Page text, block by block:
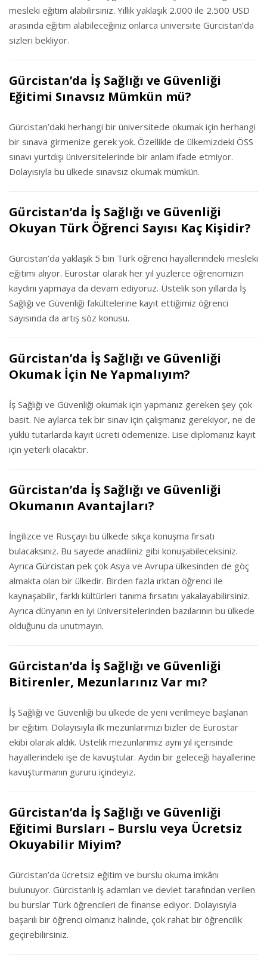
mesleki eğitim alabilirsiniz. Yıllık yaklaşık 2.000 ile 2.500 USD
arasında eğitim alabileceğiniz onlarca üniversite Gürcistan’da
sizleri bekliyor.
Gürcistan’da İş Sağlığı ve Güvenliği
Eğitimi Sınavsız Mümkün mü?
Gürcistan’daki herhangi bir üniversitede okumak için herhangi
bir sınava girmenize gerek yok. Özellikle de ülkemizdeki ÖSS
sınavı yurtdışı üniversitelerinde bir anlam ifade etmiyor.
Dolayısıyla bu ülkede sınavsız okumak mümkün.
Gürcistan’da İş Sağlığı ve Güvenliği
Okuyan Türk Öğrenci Sayısı Kaç Kişidir?
Gürcistan’da yaklaşık 5 bin Türk öğrenci hayallerindeki mesleki
eğitimi alıyor. Eurostar olarak her yıl yüzlerce öğrencimizin
kaydını yapmaya da devam ediyoruz. Üstelik son yıllarda İş
Sağlığı ve Güvenliği fakültelerine kayıt ettiğimiz öğrenci
sayısında da artış söz konusu.
Gürcistan’da İş Sağlığı ve Güvenliği
Okumak İçin Ne Yapmalıyım?
İş Sağlığı ve Güvenliği okumak için yapmanız gereken şey çok
basit. Ne aylarca tek bir sınav için çalışmanız gerekiyor, ne de
yüklü tutarlarda kayıt ücreti ödemenize. Lise diplomanız kayıt
için yeterli olacaktır.
Gürcistan’da İş Sağlığı ve Güvenliği
Okumanın Avantajları?
İngilizce ve Rusçayı bu ülkede sıkça konuşma fırsatı
bulacaksınız. Bu sayede anadiliniz gibi konuşabileceksiniz.
Ayrıca Gürcistan pek çok Asya ve Avrupa ülkesinden de göç
almakta olan bir ülkedir. Birden fazla ırktan öğrenci ile
kaynaşabilir, farklı kültürleri tanıma fırsatını yakalayabilirsiniz.
Ayrıca dünyanın en iyi üniversitelerinden bazılarının bu ülkede
olduğunu da unutmayın.
Gürcistan’da İş Sağlığı ve Güvenliği
Bitirenler, Mezunlarınız Var mı?
İş Sağlığı ve Güvenliği bu ülkede de yeni verilmeye başlanan
bir eğitim. Dolayısıyla ilk mezunlarımızı bizler de Eurostar
ekibi olarak aldık. Üstelik mezunlarımız aynı yıl içerisinde
hayallerindeki işe de kavuştular. Aydın bir geleceği hayallerine
kavuşturmanın gururu içindeyiz.
Gürcistan’da İş Sağlığı ve Güvenliği
Eğitimi Bursları – Burslu veya Ücretsiz
Okuyabilir Miyim?
Gürcistan’da ücretsiz eğitim ve burslu okuma imkânı
bulunuyor. Gürcistanlı iş adamları ve devlet tarafından verilen
bu burslar Türk öğrencileri de finanse ediyor. Dolayısıyla
başarılı bir öğrenci olmanız halinde, çok rahat bir öğrencilik
geçirebilirsiniz.